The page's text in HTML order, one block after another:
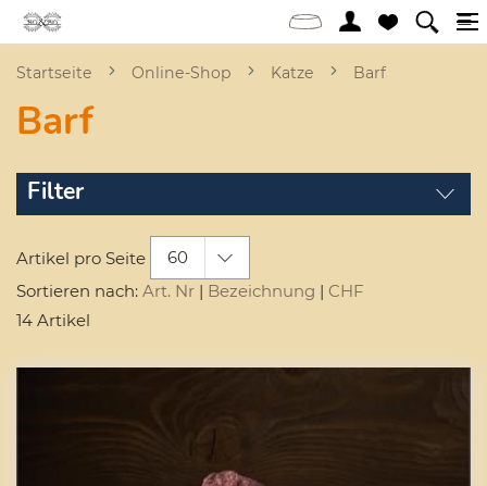
Startseite Online-Shop Katze Barf
Barf
Filter
Artikel pro Seite
60
Sortieren nach: Art. Nr | Bezeichnung | CHF
14 Artikel